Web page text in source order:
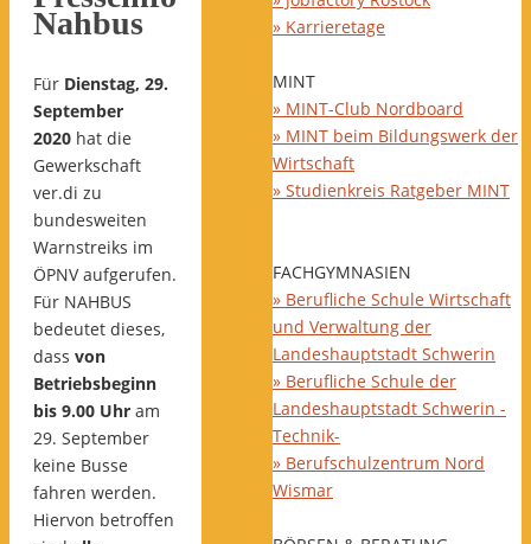
Nahbus
Für Dienstag, 29.
September
2020 hat die
Gewerkschaft
ver.di zu
bundesweiten
Warnstreiks im
ÖPNV aufgerufen.
Für NAHBUS
bedeutet dieses,
dass von
Betriebsbeginn
bis 9.00 Uhr am
29. September
keine Busse
fahren werden.
Hiervon betroffen
» Karrieretage
MINT
» MINT-Club Nordboard
» MINT beim Bildungswerk der
Wirtschaft
» Studienkreis Ratgeber MINT
FACHGYMNASIEN
» Berufliche Schule Wirtschaft
und Verwaltung der
Landeshauptstadt Schwerin
» Berufliche Schule der
Landeshauptstadt Schwerin -
Technik-
» Berufschulzentrum Nord
Wismar